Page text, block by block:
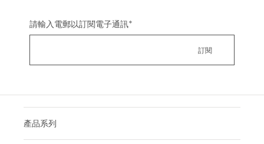
請輸入電郵以訂閱電子通訊*
產品系列